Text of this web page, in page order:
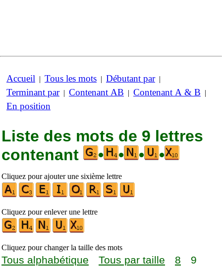
Accueil | Tous les mots | Débutant par|
Terminant par| Contenant AB | Contenant A & B |
En position
Liste des mots de 9 lettres
contenant
• • • •
Cliquez pour ajouter une sixième lettre
Cliquez pour enlever une lettre
Cliquez pour changer la taille des mots
Tous alphabétique Tous par taille 8
9